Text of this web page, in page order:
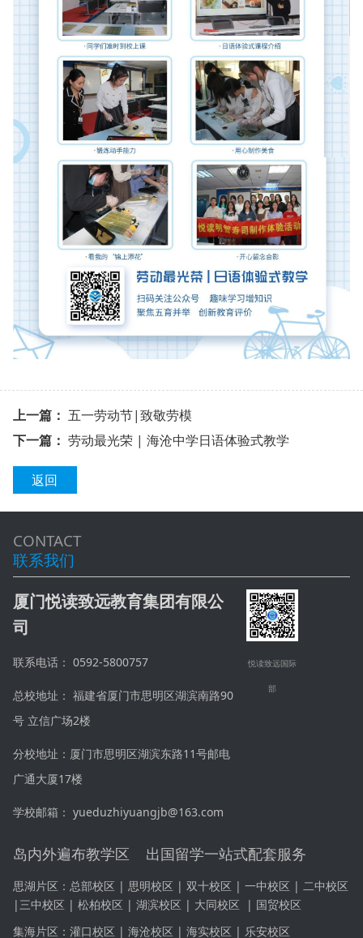
上一篇： 五一劳动节|致敬劳模
下一篇： 劳动最光荣 | 海沧中学日语体验式教学
返回
CONTACT
联系我们
厦门悦读致远教育集团有限公
司
联系电话： 0592-5800757
总校地址： 福建省厦门市思明区湖滨南路90
号 立信广场2楼
分校地址：厦门市思明区湖滨东路11号邮电
广通大厦17楼
学校邮箱： yueduzhiyuangjb@163.com
悦读致远国际
部
岛内外遍布教学区 出国留学一站式配套服务
思湖片区： 总部校区 | 思明校区 | 双十校区 | 一中校区 | 二中校区
| 三中校区 | 松柏校区 | 湖滨校区 | 大同校区 | 国贸校区
集海片区： 灌口校区 | 海沧校区 | 海实校区 | 乐安校区